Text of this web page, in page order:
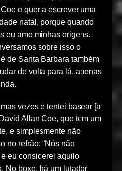
e queria escrever uma
natal, porque quando
eu amo minhas origens.
sobre isso o
de Santa Barbara também
de volta para lá, apenas
vezes e tentei basear [a
Allan Coe, que tem um
e simplesmente não
no refrão: “Nós não
e eu considerei aquilo
No boxe, há um lutador